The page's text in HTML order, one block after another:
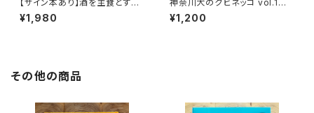
【サイン本あり】酒を主食とする
人々 エチオピアの科学的秘境
を旅する
¥1,980
神奈川犬のクビネッコ vol.1
特集：大和と異国
¥1,200
その他の商品